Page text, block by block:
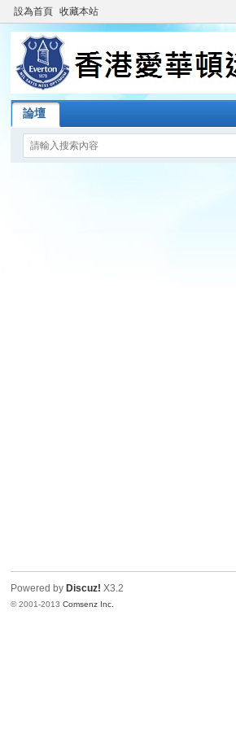
設為首頁 收藏本站
論壇
Powered by Discuz! X3.2
© 2001-2013Comsenz Inc.